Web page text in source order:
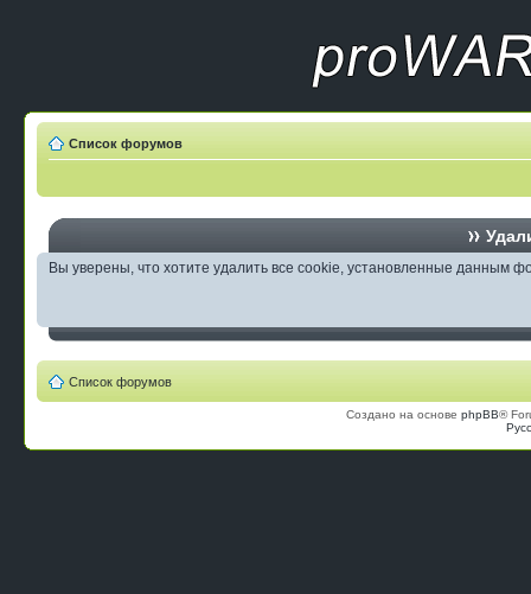
Список форумов
Вы уверены, что хотите удалить все cookie, установленные данным
Список форумов
Создано на основе phpBB®